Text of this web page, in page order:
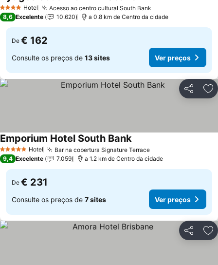
4 EstrelasHotel Acesso ao centro cultural South Bank
8,6 Excelente 10.620 a 0.8 km de Centro da cidade
De € 162
Consulte os preços de 13 sites Ver preços
Partilhar
5 Estrelas Hotel Bar na cobertura Signature TerraceVer preços
Emporium Hotel South BankVer preços
9,4 Excelente 7.059 a 1.2 km de Centro da cidade
De € 231
Consulte os preços de 7 sites Ver preços
Partilhar